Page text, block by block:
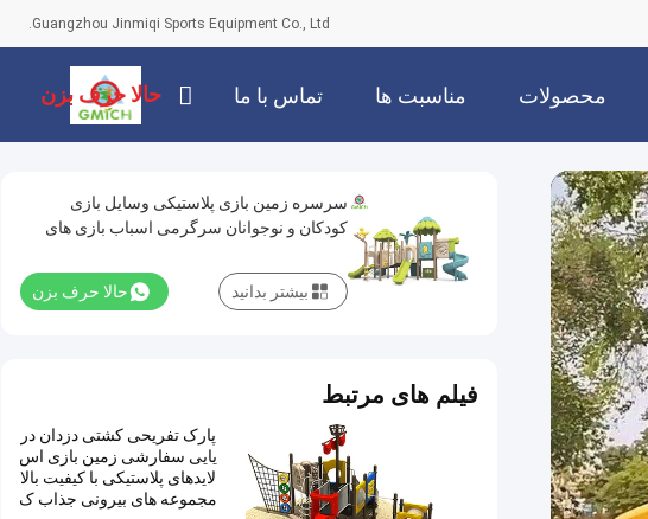
Guangzhou Jinmiqi Sports Equipment Co., Ltd.
محصولات مناسبت ها تماس با ما حالا حرف بزن
سرسره زمین بازی پلاستیکی وسایل بازی
کودکان و نوجوانان سرگرمی اسباب بازی های
حالا حرف بزن بیشتر بدانید
فیلم های مرتبط
پارک تفریحی کشتی دزدان در
یایی سفارشی زمین بازی اس
لایدهای پلاستیکی با کیفیت بالا
مجموعه های بیرونی جذاب ک